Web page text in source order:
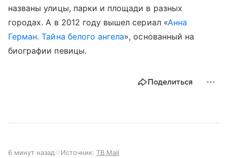
названы улицы, парки и площади в разных
городах. А в 2012 году вышел сериал «Анна
Герман. Тайна белого ангела», основанный на
биографии певицы.
Поделиться
6 минут назад Источник: ТВ Mail